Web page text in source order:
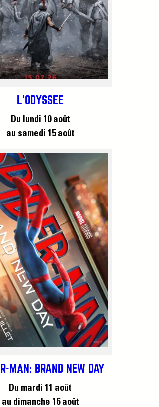
L’ODYSSÉE
Du lundi 10 août
au samedi 15 août
MAN: BRAND NEW DAY
Du mardi 11 août
au dimanche 16 août